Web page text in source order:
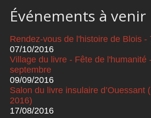
Événements à venir
Rendez-vous de l'histoire de Blois -
07/10/2016
Village du livre - Fête de l'humanité
septembre
09/09/2016
Salon du livre insulaire d’Ouessant
2016)
17/08/2016